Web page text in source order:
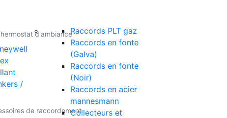
d'ambiance
/
de raccordement
Raccords PLT gaz
Raccords en fonte
(Galva)
Raccords en fonte
(Noir)
Raccords en acier
mannesmann
Collecteurs et